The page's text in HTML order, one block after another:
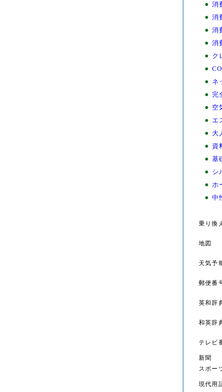
消
消
消
消
ク
ネ
完
空
エ
大
資
基
シ
ホ
中
乗り換
地図
天気予
郵便番
英和辞
和英辞
テレビ
新聞
スポー
現代用